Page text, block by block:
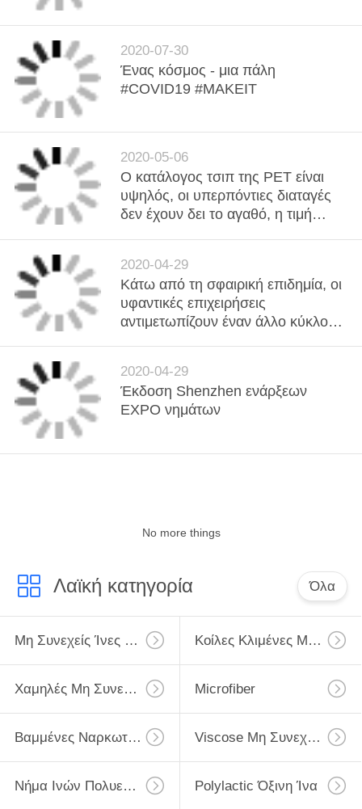
2020-07-30
Ένας κόσμος - μια πάλη
#COVID19 #MAKEIT
2020-05-06
Ο κατάλογος τσιπ της PET είναι
υψηλός, οι υπερπόντιες διαταγές
δεν έχουν δει το αγαθό, η τιμή
2020-04-29
Κάτω από τη σφαιρική επιδημία, οι
υφαντικές επιχειρήσεις
αντιμετωπίζουν έναν άλλο κύκλο
2020-04-29
Έκδοση Shenzhen ενάρξεων
EXPO νημάτων
No more things
Λαϊκή κατηγορία Όλα
Μη Συνεχείς Ίνες Πολυεστέρα Κοίλες Κλιμένες Μη Συνεχείς Ίνες Πολυεστέρα
Χαμηλές Μη Συνεχείς Ίνες Πολυεστέρα Λειωμένων Μετάλλων Microfiber
Βαμμένες Ναρκωτικές Ουσίες Μη Συνεχείς Ίνες Πολυεστέρα Viscose Μη Συνεχείς Ίνες
Νήμα Ινών Πολυεστέρα Polylactic Όξινη Ίνα